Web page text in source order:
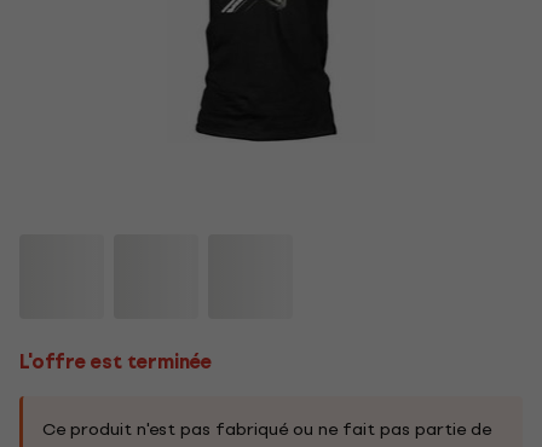
L'offre est terminée
Ce produit n'est pas fabriqué ou ne fait pas partie de